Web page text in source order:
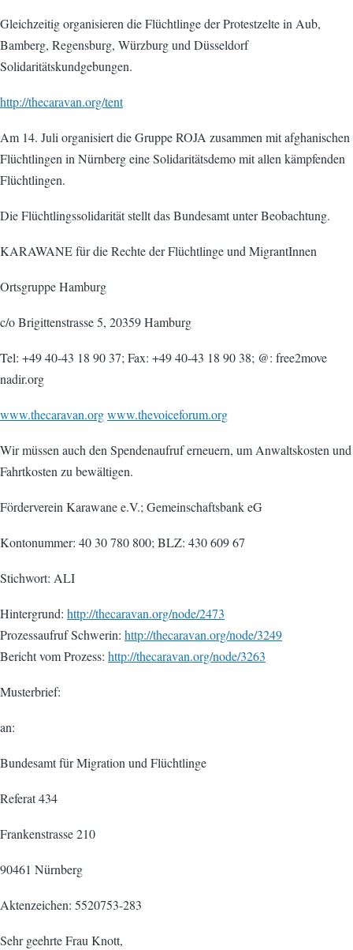
Gleichzeitig organisieren die Flüchtlinge der Protestzelte in Aub,
Bamberg, Regensburg, Würzburg und Düsseldorf
Solidaritätskundgebungen.
http://thecaravan.org/tent
Am 14. Juli organisiert die Gruppe ROJA zusammen mit afghanischen
Flüchtlingen in Nürnberg eine Solidaritätsdemo mit allen kämpfenden
Flüchtlingen.
Die Flüchtlingssolidarität stellt das Bundesamt unter Beobachtung.
KARAWANE für die Rechte der Flüchtlinge und MigrantInnen
Ortsgruppe Hamburg
c/o Brigittenstrasse 5, 20359 Hamburg
Tel: +49 40-43 18 90 37; Fax: +49 40-43 18 90 38; @: free2move
nadir.org
www.thecaravan.orgwww.thevoiceforum.org
Wir müssen auch den Spendenaufruf erneuern, um Anwaltskosten und
Fahrtkosten zu bewältigen.
Förderverein Karawane e.V.; Gemeinschaftsbank eG
Kontonummer: 40 30 780 800; BLZ: 430 609 67
Stichwort: ALI
Hintergrund: http://thecaravan.org/node/2473
Prozessaufruf Schwerin: http://thecaravan.org/node/3249
Bericht vom Prozess: http://thecaravan.org/node/3263
Musterbrief:
an:
Bundesamt für Migration und Flüchtlinge
Referat 434
Frankenstrasse 210
90461 Nürnberg
Aktenzeichen: 5520753-283
Sehr geehrte Frau Knott,